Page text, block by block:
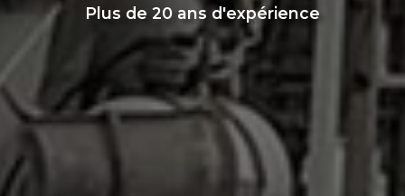
Plus de 20 ans d'expérience